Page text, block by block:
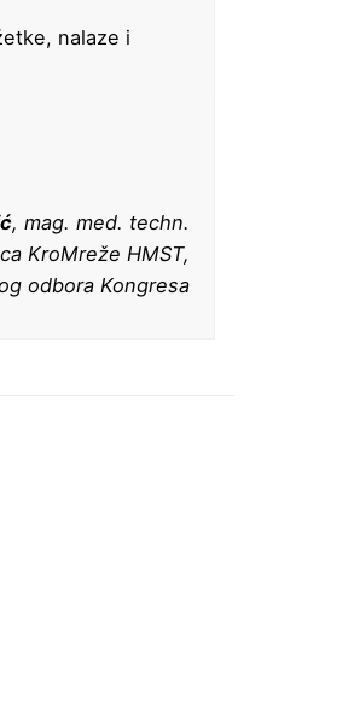
nalaze i
, mag. med. techn.
KroMreže HMST,
odbora Kongresa